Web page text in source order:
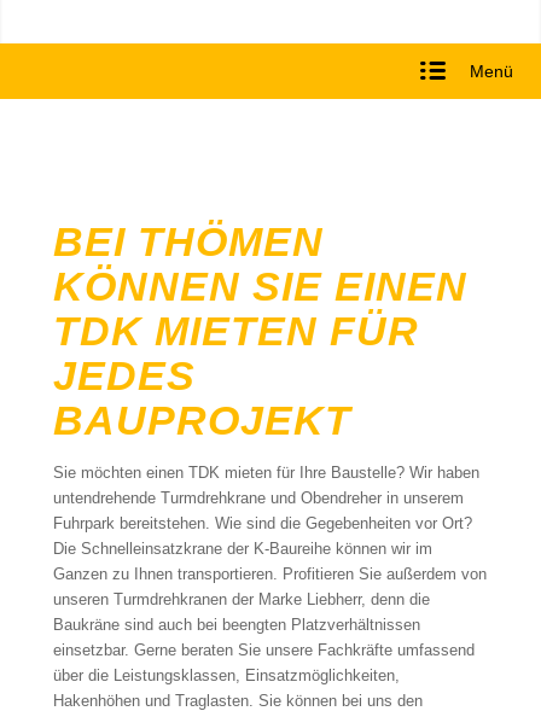
Menü
BEI THÖMEN
KÖNNEN SIE EINEN
TDK MIETEN FÜR
JEDES
BAUPROJEKT
Sie möchten einen TDK mieten für Ihre Baustelle? Wir haben
untendrehende Turmdrehkrane und Obendreher in unserem
Fuhrpark bereitstehen. Wie sind die Gegebenheiten vor Ort?
Die Schnelleinsatzkrane der K-Baureihe können wir im
Ganzen zu Ihnen transportieren. Profitieren Sie außerdem von
unseren Turmdrehkranen der Marke Liebherr, denn die
Baukräne sind auch bei beengten Platzverhältnissen
einsetzbar. Gerne beraten Sie unsere Fachkräfte umfassend
über die Leistungsklassen, Einsatzmöglichkeiten,
Hakenhöhen und Traglasten. Sie können bei uns den